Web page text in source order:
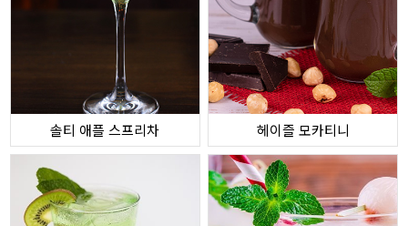
솔티 애플 스프리차 헤이즐 모카티니